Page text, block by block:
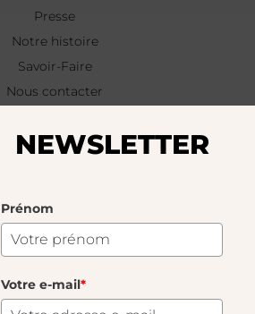
Presse
Notre histoire
Savoir-Faire
Nous contacter
NEWSLETTER
Prénom
Votre e-mail*